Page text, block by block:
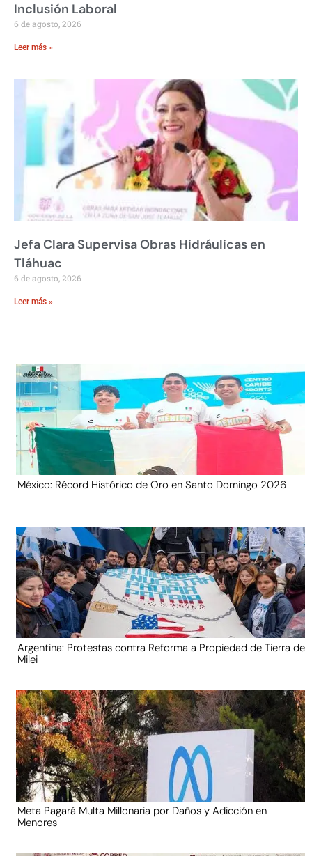
Inclusión Laboral
6 de agosto, 2026
Leer más »
Jefa Clara Supervisa Obras Hidráulicas en
Tláhuac
6 de agosto, 2026
Leer más »
México: Récord Histórico de Oro en Santo Domingo 2026
Argentina: Protestas contra Reforma a Propiedad de Tierra de
Milei
Meta Pagará Multa Millonaria por Daños y Adicción en
Menores